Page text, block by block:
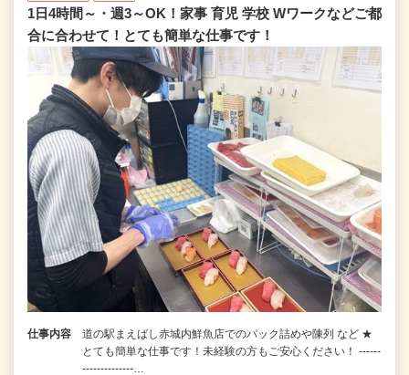
1日4時間～・週3～OK！家事 育児 学校 Wワークなどご都
合に合わせて！とても簡単な仕事です！
仕事内容
道の駅まえばし赤城内鮮魚店でのパック詰めや陳列 など ★
とても簡単な仕事です！未経験の方もご安心ください！ ------
--------------…